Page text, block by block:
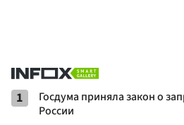
1
Госдума приняла закон о
России